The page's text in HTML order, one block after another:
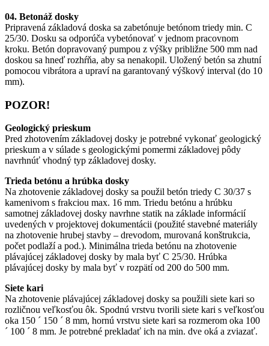
04. Betonáž dosky
Pripravená základová doska sa zabetónuje betónom triedy min. C
25/30. Dosku sa odporúča vybetónovať v jednom pracovnom
kroku. Betón dopravovaný pumpou z výšky približne 500 mm nad
doskou sa hneď rozhŕňa, aby sa nenakopil. Uložený betón sa zhutní
pomocou vibrátora a upraví na garantovaný výškový interval (do 10
mm).
POZOR!
Geologický prieskum
Pred zhotovením základovej dosky je potrebné vykonať geologický
prieskum a v súlade s geologickými pomermi základovej pôdy
navrhnúť vhodný typ základovej dosky.
Trieda betónu a hrúbka dosky
Na zhotovenie základovej dosky sa použil betón triedy C 30/37 s
kamenivom s frakciou max. 16 mm. Triedu betónu a hrúbku
samotnej základovej dosky navrhne statik na základe informácií
uvedených v projektovej dokumentácii (použité stavebné materiály
na zhotovenie hrubej stavby – drevodom, murovaná konštrukcia,
počet podlaží a pod.). Minimálna trieda betónu na zhotovenie
plávajúcej základovej dosky by mala byť C 25/30. Hrúbka
plávajúcej dosky by mala byť v rozpätí od 200 do 500 mm.
Siete kari
Na zhotovenie plávajúcej základovej dosky sa použili siete kari so
rozličnou veľkosťou ôk. Spodnú vrstvu tvorili siete kari s veľkosťou
oka 150 ´ 150 ´ 8 mm, hornú vrstvu siete kari sa rozmerom oka 100
´ 100 ´ 8 mm. Je potrebné prekladať ich na min. dve oká a zviazať.